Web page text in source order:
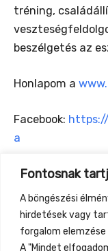
Fontosnak
A böngészési
hirdetések vagy
forgalom elemzése
A "Mindet
tréning,
beszélgetés az
Honlapom a
Facebook:
a
Rochlitz Zsuzsa
tréner,
mentálhigiénés
nagymama